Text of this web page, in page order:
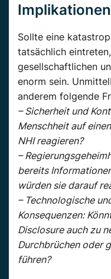
Sollte eine
tatsächlich
gesellschaftlichen
enorm sein.
anderem folgende
– Sicherheit und
Menschheit auf
NHI reagieren?
–
bereits
würden sie darauf
– Technologische
Konsequenzen:
Disclosure auch zu
Durchbrüchen oder
führen?